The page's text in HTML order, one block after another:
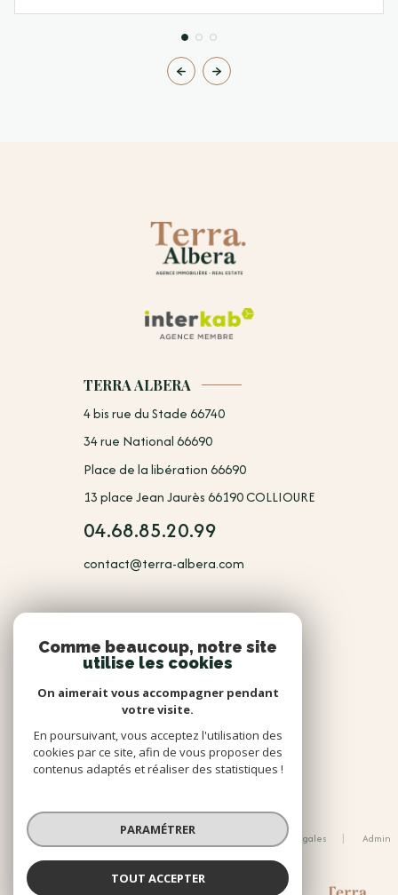
TERRA ALBERA
4 bis rue du Stade 66740
34 rue National 66690
Place de la libération 66690
13 place Jean Jaurès 66190 COLLIOURE
04.68.85.20.99
contact@terra-albera.com
Adhérents
© 2026 | Tous droits réservés
Nos partenaires Mentions légales
Admin
Comme beaucoup, notre site
utilise les cookies
On aimerait vous accompagner pendant
votre visite.
En poursuivant, vous acceptez l'utilisation des
cookies par ce site, afin de vous proposer des
contenus adaptés et réaliser des statistiques !
PARAMÉTRER
TOUT ACCEPTER